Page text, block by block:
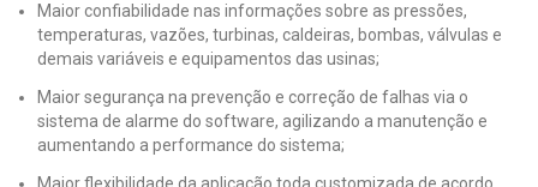
Maior confiabilidade nas informações sobre as pressões,
temperaturas, vazões, turbinas, caldeiras, bombas, válvulas e
demais variáveis e equipamentos das usinas;
Maior segurança na prevenção e correção de falhas via o
sistema de alarme do software, agilizando a manutenção e
aumentando a performance do sistema;